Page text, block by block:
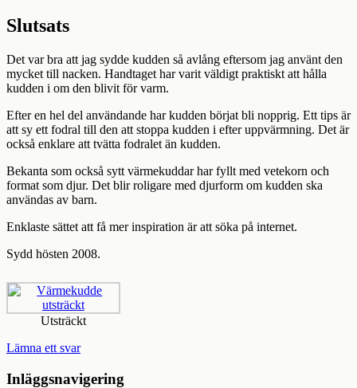
Slutsats
Det var bra att jag sydde kudden så avlång eftersom jag använt den
mycket till nacken. Handtaget har varit väldigt praktiskt att hålla
kudden i om den blivit för varm.
Efter en hel del användande har kudden börjat bli nopprig. Ett tips är
att sy ett fodral till den att stoppa kudden i efter uppvärmning. Det är
också enklare att tvätta fodralet än kudden.
Bekanta som också sytt värmekuddar har fyllt med vetekorn och
format som djur. Det blir roligare med djurform om kudden ska
användas av barn.
Enklaste sättet att få mer inspiration är att söka på internet.
Sydd hösten 2008.
Utsträckt
Lämna ett svar
Inläggsnavigering